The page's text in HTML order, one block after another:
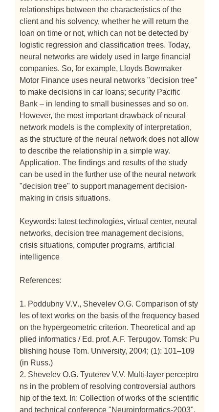
relationships between the characteristics of the
client and his solvency, whether he will return the
loan on time or not, which can not be detected by
logistic regression and classification trees. Today,
neural networks are widely used in large financial
companies. So, for example, Lloyds Bowmaker
Motor Finance uses neural networks "decision tree"
to make decisions in car loans; security Pacific
Bank – in lending to small businesses and so on.
However, the most important drawback of neural
network models is the complexity of interpretation,
as the structure of the neural network does not allow
to describe the relationship in a simple way.
Application. The findings and results of the study
can be used in the further use of the neural network
"decision tree" to support management decision-
making in crisis situations.
Keywords: latest technologies, virtual center, neural
networks, decision tree management decisions,
crisis situations, computer programs, artificial
intelligence
References:
1. Poddubny V.V., Shevelev O.G. Comparison of sty
les of text works on the basis of the frequency based
on the hypergeometric criterion. Theoretical and ap
plied informatics / Ed. prof. A.F. Terpugov. Tomsk: Pu
blishing house Tom. University, 2004; (1): 101–109
(in Russ.)
2. Shevelev O.G. Tyuterev V.V. Multi-layer perceptro
ns in the problem of resolving controversial authors
hip of the text. In: Collection of works of the scientific
and technical conference "Neuroinformatics-2003",